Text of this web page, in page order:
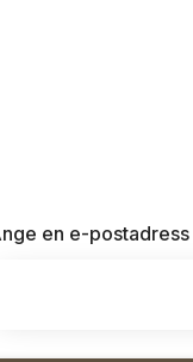
en e-postadress